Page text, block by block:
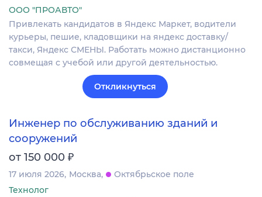
ООО "ПРОАВТО"
Привлекать кандидатов в Яндекс Маркет, водители
курьеры, пешие, кладовщики на яндекс доставку/
такси, Яндекс СМЕНЫ. Работать можно дистанционно
совмещая с учебой или другой деятельностью.
Откликнуться
Инженер по обслуживанию зданий и
сооружений
от 150 000 ₽
17 июля 2026 Москва
Октябрьское поле
Технолог